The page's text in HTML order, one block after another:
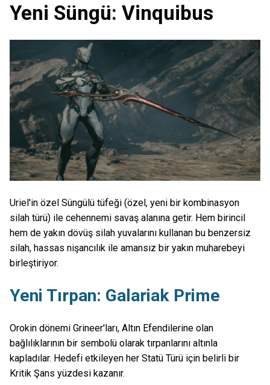
Yeni Süngü: Vinquibus
Uriel'in özel Süngülü tüfeği (özel, yeni bir kombinasyon
silah türü) ile cehennemi savaş alanına getir. Hem birincil
hem de yakın dövüş silah yuvalarını kullanan bu benzersiz
silah, hassas nişancılık ile amansız bir yakın muharebeyi
birleştiriyor.
Yeni Tırpan: Galariak Prime
Orokin dönemi Grineer'ları, Altın Efendilerine olan
bağlılıklarının bir sembolü olarak tırpanlarını altınla
kapladılar. Hedefi etkileyen her Statü Türü için belirli bir
Kritik Şans yüzdesi kazanır.